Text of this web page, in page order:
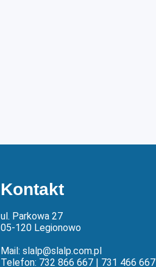
Kontakt
ul. Parkowa 27
05-120 Legionowo
Mail: slalp@slalp.com.pl
Telefon: 732 866 667 | 731 466 667